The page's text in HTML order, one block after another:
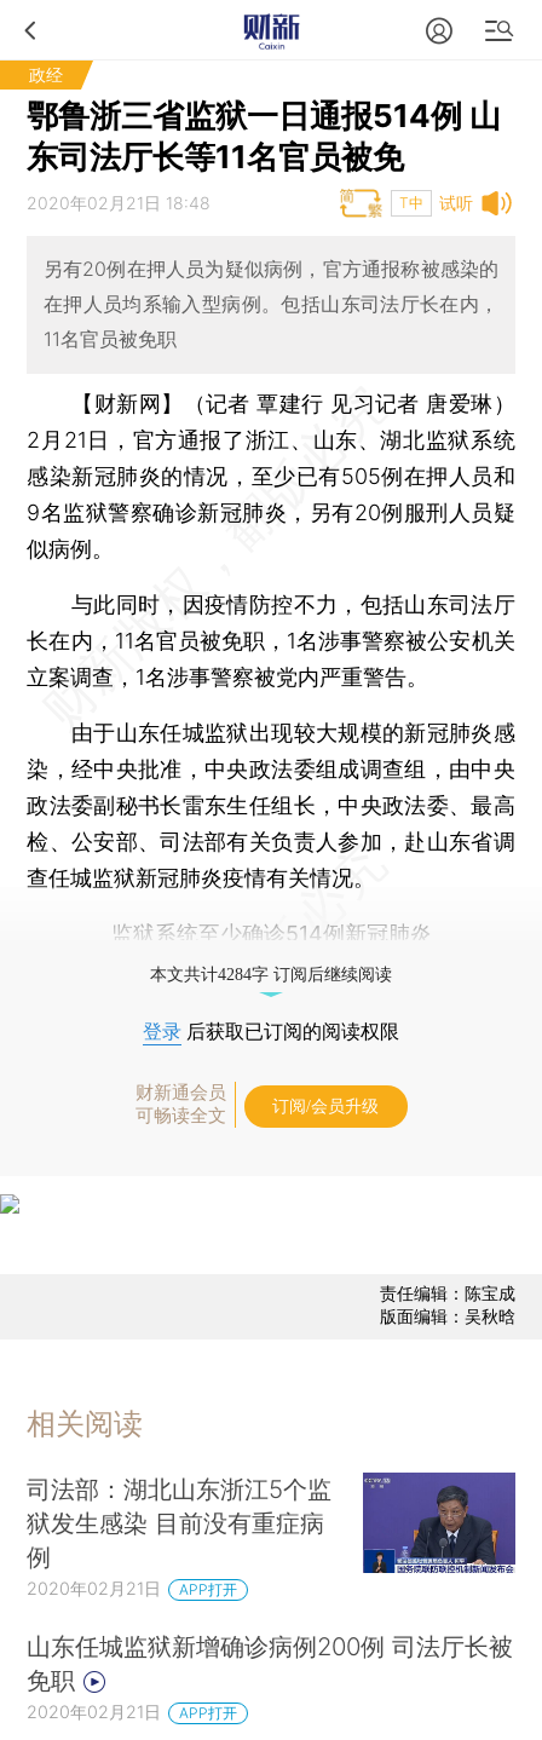
政经
鄂鲁浙三省监狱一日通报514例 山
东司法厅长等11名官员被免
试听
2020年02月21日 18:48 T中
另有20例在押人员为疑似病例，官方通报称被感染的
在押人员均系输入型病例。包括山东司法厅长在内，
11名官员被免职
【财新网】（记者 覃建行 见习记者 唐爱琳）
2月21日，官方通报了浙江、山东、湖北监狱系统
感染新冠肺炎的情况，至少已有505例在押人员和
9名监狱警察确诊新冠肺炎，另有20例服刑人员疑
似病例。
与此同时，因疫情防控不力，包括山东司法厅
长在内，11名官员被免职，1名涉事警察被公安机关
立案调查，1名涉事警察被党内严重警告。
由于山东任城监狱出现较大规模的新冠肺炎感
染，经中央批准，中央政法委组成调查组，由中央
政法委副秘书长雷东生任组长，中央政法委、最高
检、公安部、司法部有关负责人参加，赴山东省调
查任城监狱新冠肺炎疫情有关情况。
监狱系统至少确诊514例新冠肺炎
本文共计4284字 订阅后继续阅读
登录 后获取已订阅的阅读权限
财新通会员
可畅读全文
订阅/会员升级
责任编辑：陈宝成
版面编辑：吴秋晗
相关阅读
司法部：湖北山东浙江5个监
狱发生感染 目前没有重症病
例
2020年02月21日 APP打开
山东任城监狱新增确诊病例200例 司法厅长被
免职
2020年02月21日 APP打开